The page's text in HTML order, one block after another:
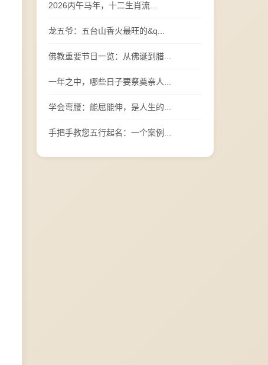
2026丙午马年，十二生肖流...
龙五爷：五台山香火最旺的&q...
佛教重要节日一览：从佛诞到腊...
一年之中，哪些日子要祭奠亲人...
学会弯腰：能屈能伸，是人生的...
手把手教您五行起名：一个案例...